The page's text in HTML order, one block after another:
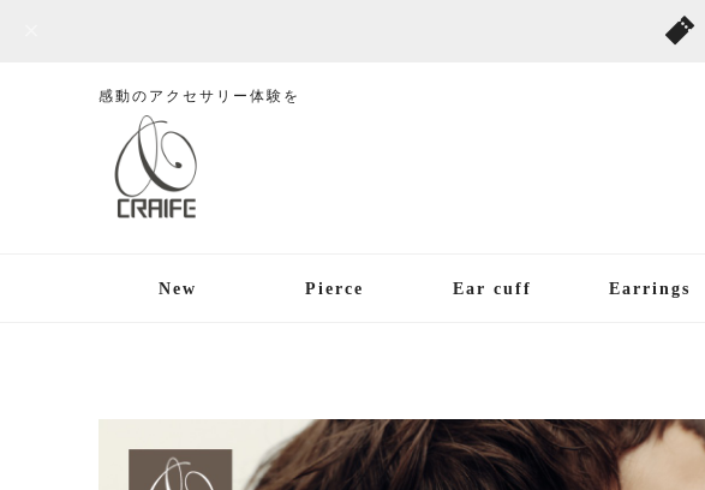
感動のアクセサリー体験を
New Pierce Ear cuff Earrings